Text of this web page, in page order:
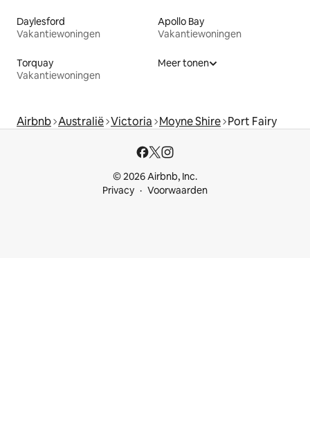
Daylesford
Vakantiewoningen
Apollo Bay
Vakantiewoningen
Torquay
Vakantiewoningen
Meer tonen
Airbnb Australië Victoria Moyne Shire Port Fairy
© 2026 Airbnb, Inc.
Privacy
Voorwaarden